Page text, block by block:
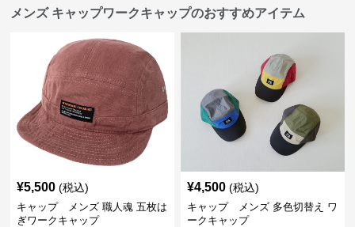
メンズ キャップワークキャップのおすすめアイテム
¥5,500 (税込)
キャップ メンズ 職人魂 五枚は
ぎワークキャップ
¥4,500 (税込)
キャップ メンズ 多色切替え ワ
ークキャップ